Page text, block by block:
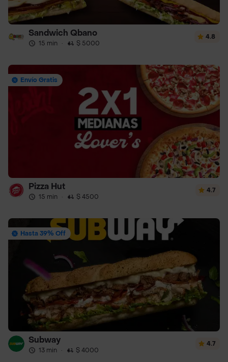
Sandwich Qbano
15 min · $ 5000
4.8
Envío Gratis
Pizza Hut
15 min · $ 4500
4.7
Hasta 39% Off
Subway
13 min · $ 4000
4.7